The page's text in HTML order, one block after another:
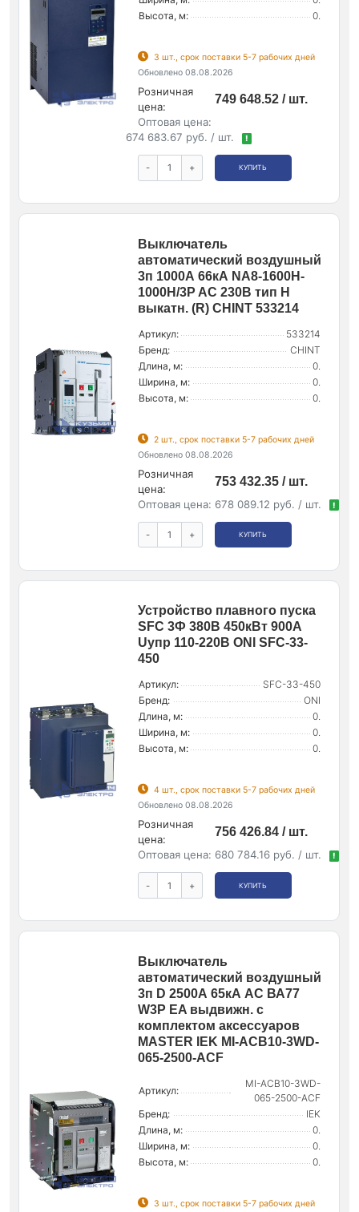
Высота, м:
0.
3 шт., срок поставки 5-7 рабочих дней
Обновлено 08.08.2026
Розничная
цена:
749 648.52 / шт.
Оптовая цена:
674 683.67 руб. / шт.
!
- + КУПИТЬ
Выключатель
автоматический воздушный
3п 1000А 66кА NA8-1600H-
1000H/3P AC 230В тип H
выкатн. (R) CHINT 533214
Артикул:
533214
Бренд:
CHINT
Длина, м:
0.
Ширина, м:
0.
Высота, м:
0.
2 шт., срок поставки 5-7 рабочих дней
Обновлено 08.08.2026
Розничная
цена:
753 432.35 / шт.
Оптовая цена: 678 089.12 руб. / шт. !
- + КУПИТЬ
Устройство плавного пуска
SFC 3Ф 380В 450кВт 900А
Uупр 110-220В ONI SFC-33-
450
Артикул:
SFC-33-450
Бренд:
ONI
Длина, м:
0.
Ширина, м:
0.
Высота, м:
0.
4 шт., срок поставки 5-7 рабочих дней
Обновлено 08.08.2026
Розничная
цена:
756 426.84 / шт.
Оптовая цена: 680 784.16 руб. / шт. !
- + КУПИТЬ
Выключатель
автоматический воздушный
3п D 2500А 65кА AC ВА77
W3P EA выдвижн. с
комплектом аксессуаров
MASTER IEK MI-ACB10-3WD-
065-2500-ACF
Артикул:
MI-ACB10-3WD-
065-2500-ACF
Бренд:
IEK
Длина, м:
0.
Ширина, м:
0.
Высота, м:
0.
3 шт., срок поставки 5-7 рабочих дней